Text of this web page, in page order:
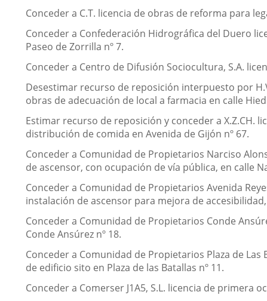
Conceder a C.T. licencia de obras de reforma para
Conceder a Confederación Hidrográfica del Duero
Paseo de Zorrilla nº 7.
Conceder a Centro de Difusión Sociocultura, S.A.
Desestimar recurso de reposición interpuesto por
obras de adecuación de local a farmacia en calle
Estimar recurso de reposición y conceder a X.Z.CH.
distribución de comida en Avenida de Gijón nº 67.
Conceder a Comunidad de Propietarios Narciso
de ascensor, con ocupación de vía pública, en calle
Conceder a Comunidad de Propietarios Avenida
instalación de ascensor para mejora de accesibilidad,
Conceder a Comunidad de Propietarios Conde
Conde Ansúrez nº 18.
Conceder a Comunidad de Propietarios Plaza de
de edificio sito en Plaza de las Batallas nº 11.
Conceder a Comerser J1A5, S.L. licencia de primera